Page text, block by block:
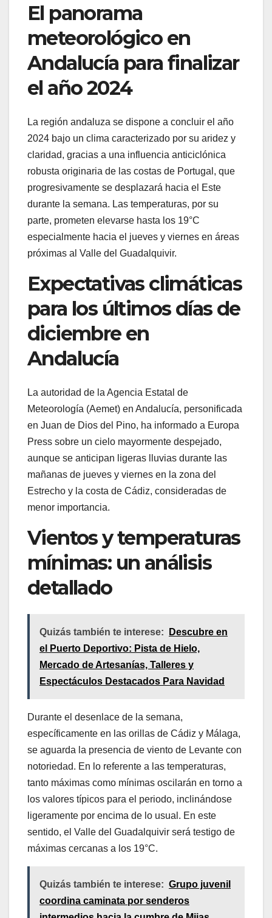
El panorama
meteorológico en
Andalucía para finalizar
el año 2024
La región andaluza se dispone a concluir el año
2024 bajo un clima caracterizado por su aridez y
claridad, gracias a una influencia anticiclónica
robusta originaria de las costas de Portugal, que
progresivamente se desplazará hacia el Este
durante la semana. Las temperaturas, por su
parte, prometen elevarse hasta los 19°C
especialmente hacia el jueves y viernes en áreas
próximas al Valle del Guadalquivir.
Expectativas climáticas
para los últimos días de
diciembre en
Andalucía
La autoridad de la Agencia Estatal de
Meteorología (Aemet) en Andalucía, personificada
en Juan de Dios del Pino, ha informado a Europa
Press sobre un cielo mayormente despejado,
aunque se anticipan ligeras lluvias durante las
mañanas de jueves y viernes en la zona del
Estrecho y la costa de Cádiz, consideradas de
menor importancia.
Vientos y temperaturas
mínimas: un análisis
detallado
Quizás también te interese:
Descubre en
el Puerto Deportivo: Pista de Hielo,
Mercado de Artesanías, Talleres y
Espectáculos Destacados Para Navidad
Durante el desenlace de la semana,
específicamente en las orillas de Cádiz y Málaga,
se aguarda la presencia de viento de Levante con
notoriedad. En lo referente a las temperaturas,
tanto máximas como mínimas oscilarán en torno a
los valores típicos para el periodo, inclinándose
ligeramente por encima de lo usual. En este
sentido, el Valle del Guadalquivir será testigo de
máximas cercanas a los 19°C.
Quizás también te interese: Grupo juvenil
coordina caminata por senderos